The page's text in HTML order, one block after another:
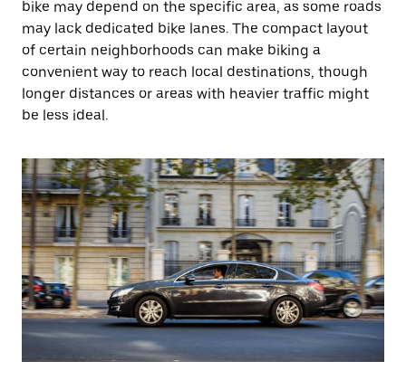
bike may depend on the specific area, as some roads
may lack dedicated bike lanes. The compact layout
of certain neighborhoods can make biking a
convenient way to reach local destinations, though
longer distances or areas with heavier traffic might
be less ideal.